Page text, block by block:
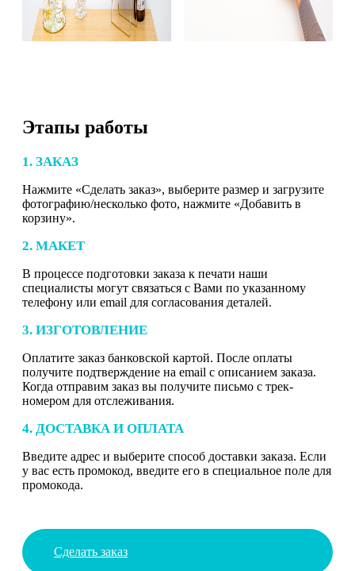
Этапы работы
1. ЗАКАЗ
Нажмите «Сделать заказ», выберите размер и загрузите
фотографию/несколько фото, нажмите «Добавить в
корзину».
2. МАКЕТ
В процессе подготовки заказа к печати наши
специалисты могут связаться с Вами по указанному
телефону или email для согласования деталей.
3. ИЗГОТОВЛЕНИЕ
Оплатите заказ банковской картой. После оплаты
получите подтверждение на email с описанием заказа.
Когда отправим заказ вы получите письмо с трек-
номером для отслеживания.
4. ДОСТАВКА И ОПЛАТА
Введите адрес и выберите способ доставки заказа. Если
у вас есть промокод, введите его в специальное поле для
промокода.
Сделать заказ